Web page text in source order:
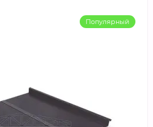
Популярный